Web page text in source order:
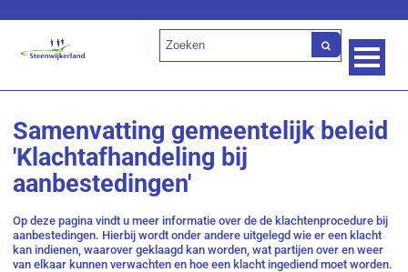
Samenvatting gemeentelijk beleid
'Klachtafhandeling bij
aanbestedingen'
Op deze pagina vindt u meer informatie over de de klachtenprocedure bij
aanbestedingen. Hierbij wordt onder andere uitgelegd wie er een klacht
kan indienen, waarover geklaagd kan worden, wat partijen over en weer
van elkaar kunnen verwachten en hoe een klacht ingediend moet worden.